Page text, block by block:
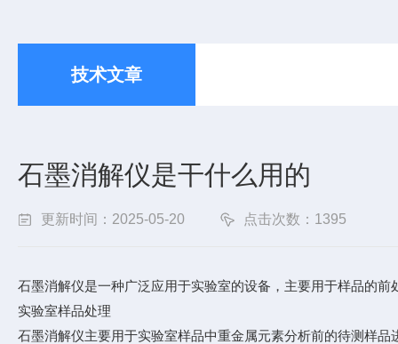
技术文章
石墨消解仪是干什么用的
更新时间：2025-05-20 点击次数：1395
石墨消解仪是一种广泛应用于实验室的设备，主要用于样品的
实验室样品处理
石墨消解仪主要用于实验室样品中重金属元素分析前的待测样